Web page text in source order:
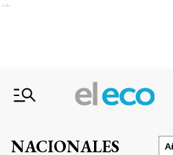
Ads
NACIONALES